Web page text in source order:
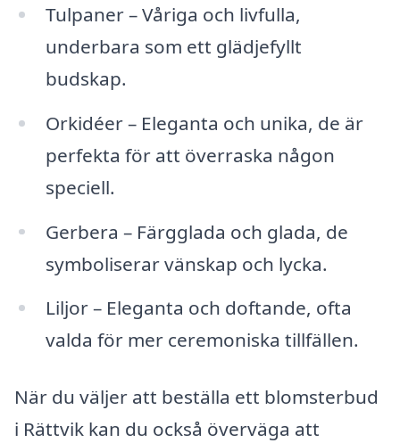
Tulpaner – Våriga och livfulla,
underbara som ett glädjefyllt
budskap.
Orkidéer – Eleganta och unika, de är
perfekta för att överraska någon
speciell.
Gerbera – Färgglada och glada, de
symboliserar vänskap och lycka.
Liljor – Eleganta och doftande, ofta
valda för mer ceremoniska tillfällen.
När du väljer att beställa ett blomsterbud
i Rättvik kan du också överväga att